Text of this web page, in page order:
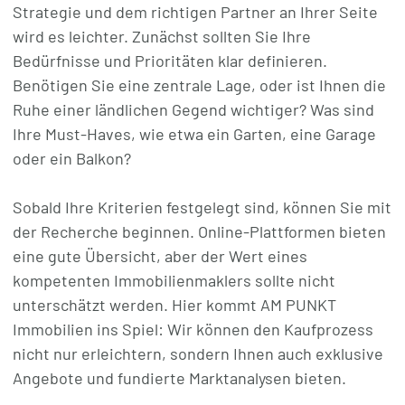
Strategie und dem richtigen Partner an Ihrer Seite
wird es leichter. Zunächst sollten Sie Ihre
Bedürfnisse und Prioritäten klar definieren.
Benötigen Sie eine zentrale Lage, oder ist Ihnen die
Ruhe einer ländlichen Gegend wichtiger? Was sind
Ihre Must-Haves, wie etwa ein Garten, eine Garage
oder ein Balkon?
Sobald Ihre Kriterien festgelegt sind, können Sie mit
der Recherche beginnen. Online-Plattformen bieten
eine gute Übersicht, aber der Wert eines
kompetenten Immobilienmaklers sollte nicht
unterschätzt werden. Hier kommt AM PUNKT
Immobilien ins Spiel: Wir können den Kaufprozess
nicht nur erleichtern, sondern Ihnen auch exklusive
Angebote und fundierte Marktanalysen bieten.